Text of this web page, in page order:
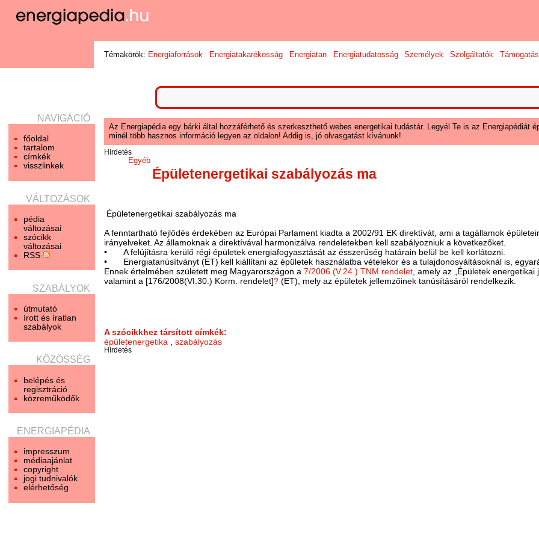
NAVIGÁCIÓ
főoldal
tartalom
címkék
visszlinkek
VÁLTOZÁSOK
pédia
változásai
szócikk
változásai
RSS
SZABÁLYOK
útmutató
írott és íratlan
szabályok
KÖZÖSSÉG
belépés és
regisztráció
közreműködők
ENERGIAPÉDIA
impresszum
médiaajánlat
copyright
jogi tudnivalók
elérhetőség
Témakörök: Energiaforrások Energiatakarékosság Energiatan Energiatudatosság Személyek Szolgáltatók
Az Energiapédia egy bárki által hozzáférhető és szerkeszthető webes energetikai tudástár. Legyél Te is az Energiapédiát
minél több hasznos információ legyen az oldalon! Addig is, jó olvasgatást kívánunk!
Hirdetés
Egyéb
Épületenergetikai szabályozás ma
Épületenergetikai szabályozás ma
A fenntartható fejlődés érdekében az Európai Parlament kiadta a 2002/91 EK direktívát, ami a tagállamok
irányelveket. Az államoknak a direktívával harmonizálva rendeletekben kell szabályozniuk a következőket.
•
A felújításra kerülő régi épületek energiafogyasztását az ésszerűség határain belül be kell korlátozni.
•
Energiatanúsítványt (ET) kell kiállítani az épületek használatba vételekor és a tulajdonosváltásoknál is,
Ennek értelmében született meg Magyarországon a7/2006 (V.24.) TNM rendelet, amely az „Épületek
valamint a [176/2008(VI.30.) Korm. rendelet]? (ET), mely az épületek jellemzőinek tanúsításáról rendelkezik.
A szócikkhez társított címkék:
épületenergetika ,szabályozás
Hirdetés